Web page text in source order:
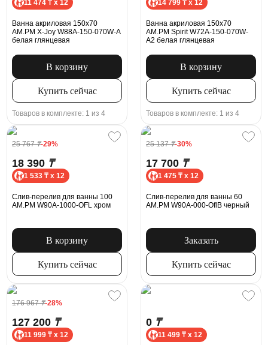
11 474 ₸ x 12
Ванна акриловая 150x70
AM.PM X-Joy W88A-150-070W-A
белая глянцевая
В корзину
Купить сейчас
Товаров в комплекте: 1 из 4
14 799 ₸ x 12
Ванна акриловая 150x70
AM.PM Spirit W72A-150-070W-
A2 белая глянцевая
В корзину
Купить сейчас
Товаров в комплекте: 1 из 4
25 767₸-29%
18 390 ₸
1 533 ₸ x 12
Слив-перелив для ванны 100
AM.PM W90A-1000-OFL хром
В корзину
Купить сейчас
25 137₸-30%
17 700 ₸
1 475 ₸ x 12
Слив-перелив для ванны 60
AM.PM W90A-000-OflB черный
Заказать
Купить сейчас
176 967₸-28%
127 200 ₸
11 999 ₸ x 12
0 ₸
11 499 ₸ x 12